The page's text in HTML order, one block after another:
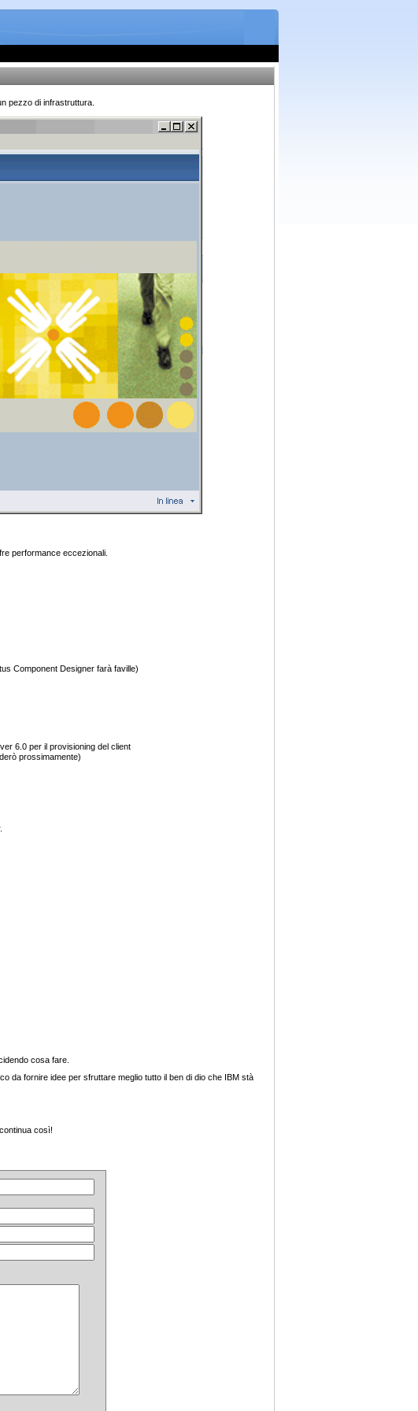
pezzo di infrastruttura.
performance eccezionali.
Component Designer farà faville)
6.0 per il provisioning del client
prossimamente)
cosa fare.
da fornire idee per sfruttare meglio tutto il ben di dio che IBM stà
così!